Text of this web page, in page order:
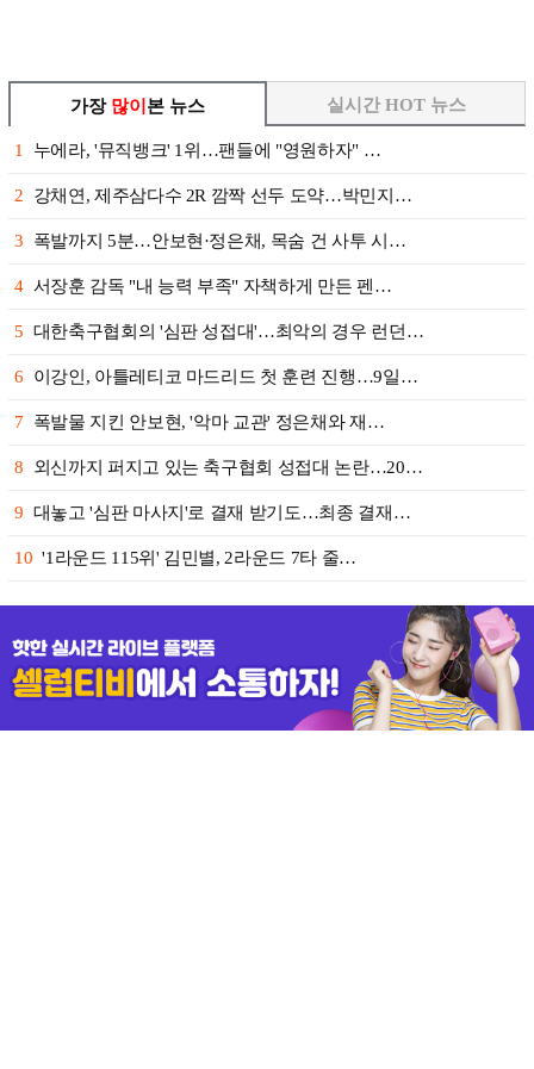
가장 많이 본 뉴스
1 누에라, '뮤직뱅크' 1위…팬들에 "영원하자" …
2 강채연, 제주삼다수 2R 깜짝 선두 도약…박민지…
3 폭발까지 5분…안보현·정은채, 목숨 건 사투 시…
4 서장훈 감독 "내 능력 부족" 자책하게 만든 펜…
5 대한축구협회의 '심판 성접대'…최악의 경우 런던…
6 이강인, 아틀레티코 마드리드 첫 훈련 진행…9일…
7 폭발물 지킨 안보현, '악마 교관' 정은채와 재…
8 외신까지 퍼지고 있는 축구협회 성접대 논란…20…
9 대놓고 '심판 마사지'로 결재 받기도…최종 결재…
10 '1라운드 115위' 김민별, 2라운드 7타 줄…
실시간 HOT 뉴스